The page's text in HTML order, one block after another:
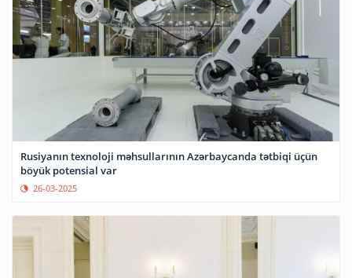
Rusiyanın texnoloji məhsullarının Azərbaycanda tətbiqi üçün
böyük potensial var
26-03-2025